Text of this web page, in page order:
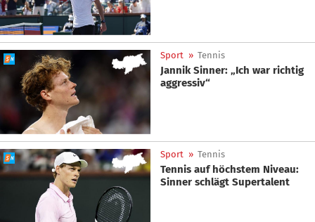
Sport » Tennis
Jannik Sinner: „Ich war richtig
aggressiv“
Sport » Tennis
Tennis auf höchstem Niveau:
Sinner schlägt Supertalent